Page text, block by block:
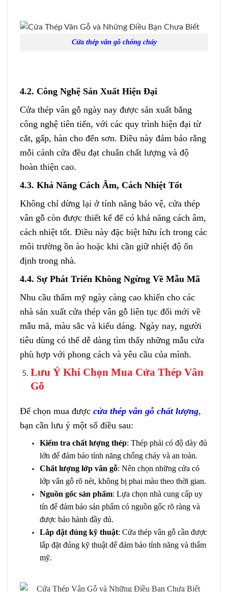
Cửa thép vân gỗ chống cháy
4.2. Công Nghệ Sản Xuất Hiện Đại
Cửa thép vân gỗ ngày nay được sản xuất bằng
công nghệ tiên tiến, với các quy trình hiện đại từ
cắt, gấp, hàn cho đến sơn. Điều này đảm bảo rằng
mỗi cánh cửa đều đạt chuẩn chất lượng và độ
hoàn thiện cao.
4.3. Khả Năng Cách Âm, Cách Nhiệt Tốt
Không chỉ dừng lại ở tính năng bảo vệ, cửa thép
vân gỗ còn được thiết kế để có khả năng cách âm,
cách nhiệt tốt. Điều này đặc biệt hữu ích trong các
môi trường ồn ào hoặc khi cần giữ nhiệt độ ổn
định trong nhà.
4.4. Sự Phát Triển Không Ngừng Về Mẫu Mã
Nhu cầu thẩm mỹ ngày càng cao khiến cho các
nhà sản xuất cửa thép vân gỗ liên tục đổi mới về
mẫu mã, màu sắc và kiểu dáng. Ngày nay, người
tiêu dùng có thể dễ dàng tìm thấy những mẫu cửa
phù hợp với phong cách và yêu cầu của mình.
Lưu Ý Khi Chọn Mua Cửa Thép Vân
Gỗ
Để chọn mua được cửa thép vân gỗ chất lượng,
bạn cần lưu ý một số điều sau:
Kiểm tra chất lượng thép: Thép phải có độ dày đủ
lớn để đảm bảo tính năng chống cháy và an toàn.
Chất lượng lớp vân gỗ: Nên chọn những cửa có
lớp vân gỗ rõ nét, không bị phai màu theo thời gian.
Nguồn gốc sản phẩm: Lựa chọn nhà cung cấp uy
tín để đảm bảo sản phẩm có nguồn gốc rõ ràng và
được bảo hành đầy đủ.
Lắp đặt đúng kỹ thuật: Cửa thép vân gỗ cần được
lắp đặt đúng kỹ thuật để đảm bảo tính năng và thẩm
mỹ.